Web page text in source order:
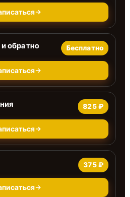
обратно Бесплатно
825 ₽
375 ₽